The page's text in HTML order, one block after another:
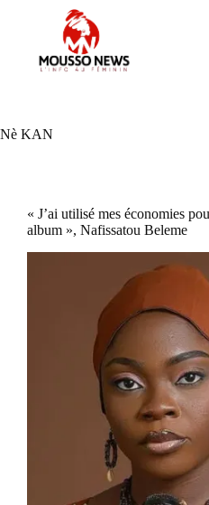
Nè KAN
« J’ai utilisé mes économies
album », Nafissatou Beleme